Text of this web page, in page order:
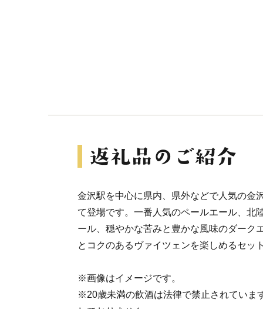
金沢駅を中心に県内、県外などで人気の金
て登場です。一番人気のペールエール、北
ール、穏やかな苦みと豊かな風味のダーク
とコクのあるヴァイツェンを楽しめるセッ
※画像はイメージです。
※20歳未満の飲酒は法律で禁止されていま